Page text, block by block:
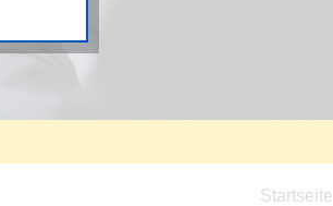
Startseite